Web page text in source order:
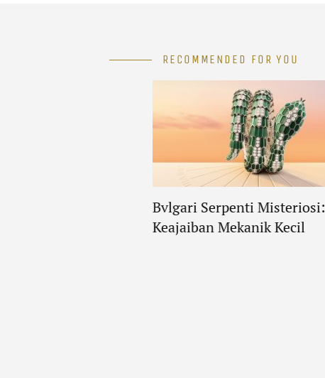
RECOMMENDED FOR YOU
Bvlgari Serpenti Misteriosi:
Keajaiban Mekanik Kecil